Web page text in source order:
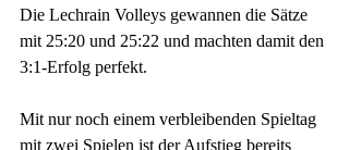
Die Lechrain Volleys gewannen die Sätze
mit 25:20 und 25:22 und machten damit den
3:1-Erfolg perfekt.
Mit nur noch einem verbleibenden Spieltag
mit zwei Spielen ist der Aufstieg bereits